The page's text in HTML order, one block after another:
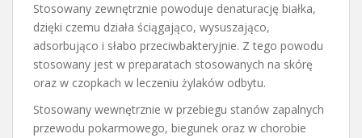
Stosowany zewnętrznie powoduje denaturację białka,
dzięki czemu działa ściągająco, wysuszająco,
adsorbująco i słabo przeciwbakteryjnie. Z tego powodu
stosowany jest w preparatach stosowanych na skórę
oraz w czopkach w leczeniu żylaków odbytu.
Stosowany wewnętrznie w przebiegu stanów zapalnych
przewodu pokarmowego, biegunek oraz w chorobie